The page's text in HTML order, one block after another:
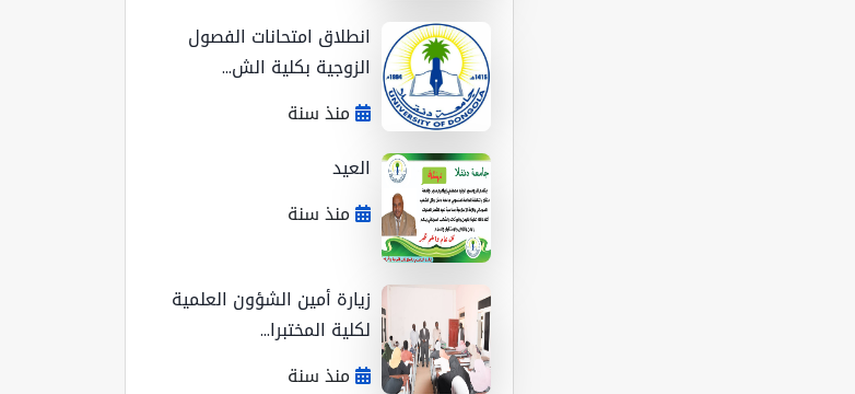
انطلاق امتحانات الفصول
الزوجية بكلية الش...
منذ سنة
العيد
منذ سنة
زيارة أمين الشؤون العلمية
لكلية المختبرا...
منذ سنة